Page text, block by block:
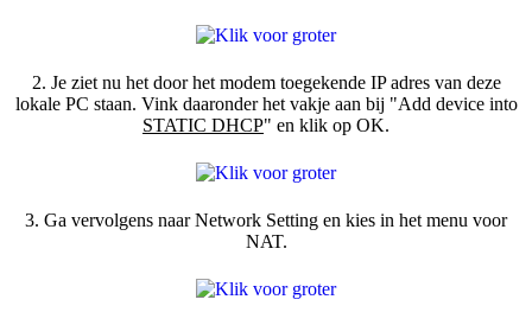
2. Je ziet nu het door het modem toegekende IP adres van deze
lokale PC staan. Vink daaronder het vakje aan bij "Add device into
STATIC DHCP" en klik op OK.
3. Ga vervolgens naar Network Setting en kies in het menu voor
NAT.